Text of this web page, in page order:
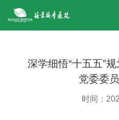
深学细悟“十五五”
党委委
时间：